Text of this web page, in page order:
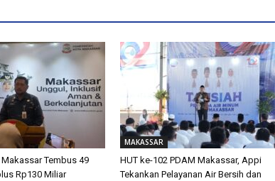
Tembus 49
Rp130 Miliar
MAKASSAR
HUT ke-102 PDAM Makassar, Appi
Tekankan Pelayanan Air Bersih dan